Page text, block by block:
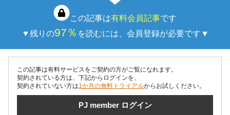
この記事は有料会員記事です
▼残りの97％ を読むには、会員登録が必要です▼
この記事は有料サービスをご契約の方がご覧になれます。
契約されている方は、下記からログインを、
契約されていない方は1か月の無料トライアルからお試しください。
PJ member ログイン